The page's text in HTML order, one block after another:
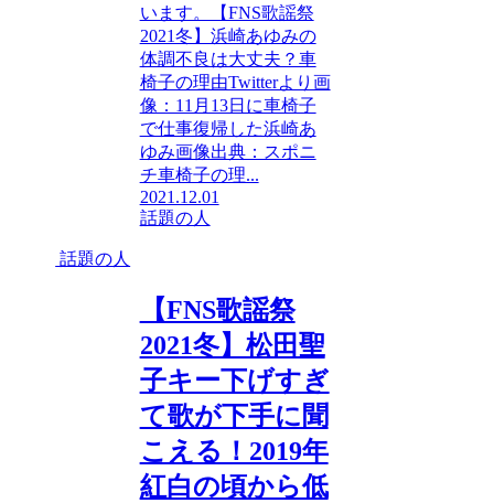
います。【FNS歌謡祭
2021冬】浜崎あゆみの
体調不良は大丈夫？車
椅子の理由Twitterより画
像：11月13日に車椅子
で仕事復帰した浜崎あ
ゆみ画像出典：スポニ
チ車椅子の理...
2021.12.01
話題の人
話題の人
【FNS歌謡祭
2021冬】松田聖
子キー下げすぎ
て歌が下手に聞
こえる！2019年
紅白の頃から低